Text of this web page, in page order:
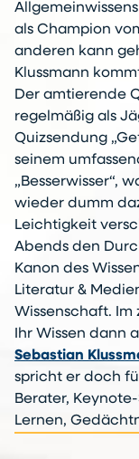
als Champion
anderen kann
Klussmann
Der amtierende
regelmäßig als
Quizsendung
seinem
„Besserwisser“,
wieder dumm
Leichtigkeit
Abends den
Kanon des
Literatur &
Wissenschaft. Im
Ihr Wissen dann
Sebastian
spricht er doch
Berater,
Lernen,